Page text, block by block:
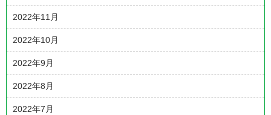
2022年11月
2022年10月
2022年9月
2022年8月
2022年7月